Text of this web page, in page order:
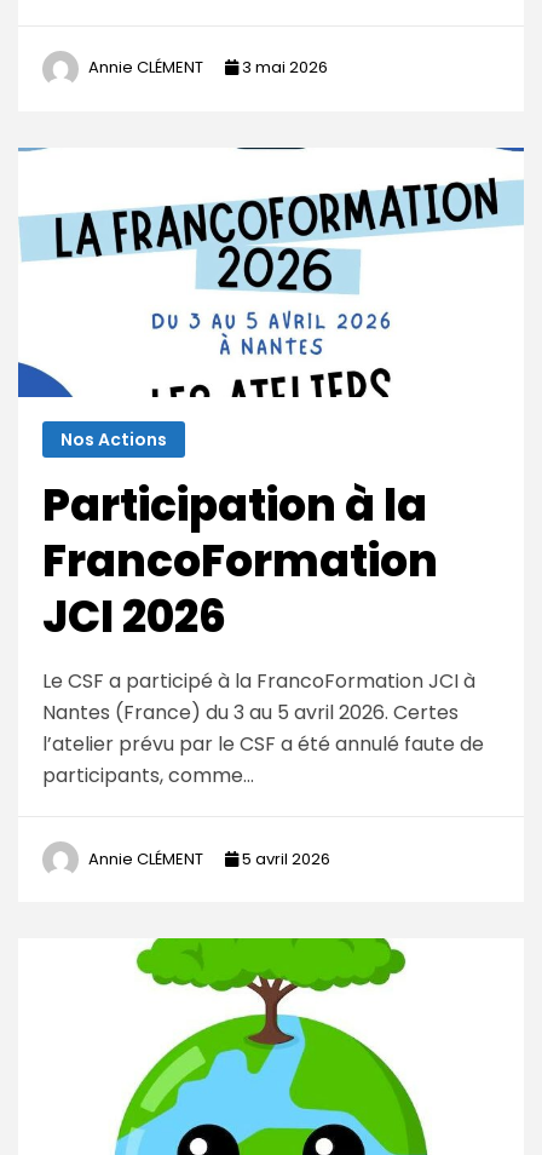
Annie CLÉMENT 3 mai 2026
Nos Actions
Participation à la
FrancoFormation
JCI 2026
Le CSF a participé à la FrancoFormation JCI à
Nantes (France) du 3 au 5 avril 2026. Certes
l’atelier prévu par le CSF a été annulé faute de
participants, comme…
Annie CLÉMENT 5 avril 2026